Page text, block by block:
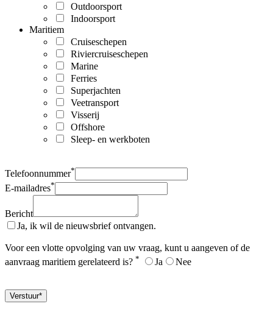
Outdoorsport
Indoorsport
Maritiem
Cruiseschepen
Riviercruiseschepen
Marine
Ferries
Superjachten
Veetransport
Visserij
Offshore
Sleep- en werkboten
Telefoonnummer*
E-mailadres*
Bericht
Ja, ik wil de nieuwsbrief ontvangen.
Voor een vlotte opvolging van uw vraag, kunt u aangeven of de
aanvraag maritiem gerelateerd is? * Ja Nee